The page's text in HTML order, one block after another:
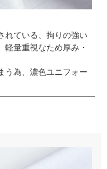
れている、拘りの強い
軽量重視なため厚み・
う為、濃色ユニフォー